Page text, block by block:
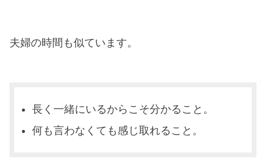
夫婦の時間も似ています。
長く一緒にいるからこそ分かること。
何も言わなくても感じ取れること。